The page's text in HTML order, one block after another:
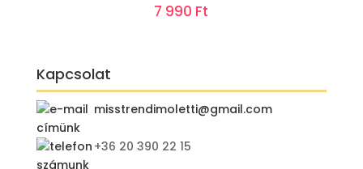
7 990 Ft
Kapcsolat
misstrendimoletti@gmail.com
+36 20 390 22 15